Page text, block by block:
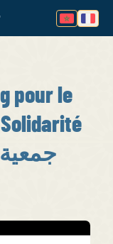
pour le